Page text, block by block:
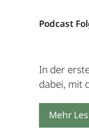
Podcast
In der
dabei, mit
Mehr